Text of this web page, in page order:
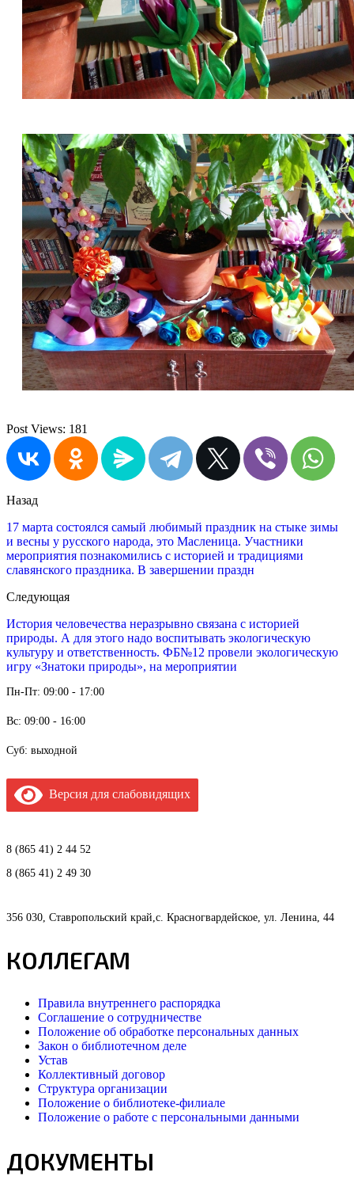
Post Views: 181
Назад
17 марта состоялся самый любимый праздник на стыке зимы
и весны у русского народа, это Масленица. Участники
мероприятия познакомились с историей и традициями
славянского праздника. В завершении праздн
Следующая
История человечества неразрывно связана с историей
природы. А для этого надо воспитывать экологическую
культуру и ответственность. ФБ№12 провели экологическую
игру «Знатоки природы», на мероприятии
Пн-Пт: 09:00 - 17:00
Вс: 09:00 - 16:00
Суб: выходной
Версия для слабовидящих
8 (865 41) 2 44 52
8 (865 41) 2 49 30
356 030, Ставропольский край,с. Красногвардейское, ул. Ленина, 44
КОЛЛЕГАМ
Правила внутреннего распорядка
Соглашение о сотрудничестве
Положение об обработке персональных данных
Закон о библиотечном деле
Устав
Коллективный договор
Структура организации
Положение о библиотеке-филиале
Положение о работе с персональными данными
ДОКУМЕНТЫ